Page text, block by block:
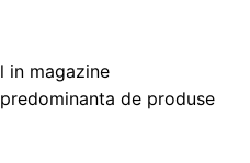
in magazine
de produse